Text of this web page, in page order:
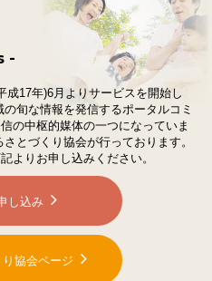
-
成17年)6月よりサービスを開始し
旬な情報を発信するポータルコミ
の中枢的媒体の一つになっていま
とづくり協会が行っております。
よりお申し込みください。
し込み
協会ページ